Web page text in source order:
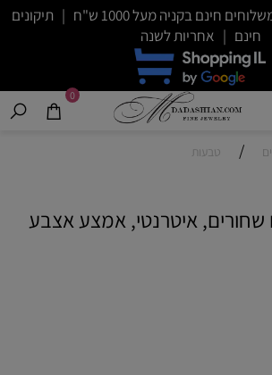
משלוחים מהירים | משלוחים חינם בקניה מעל 1000 ש"ח | תיקונים
חינם | אחריות לשנה
0
/ טבעות
שחורים, איטרנטי, אמצע אצבע